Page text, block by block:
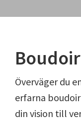
Överväger du
erfarna
din vision till